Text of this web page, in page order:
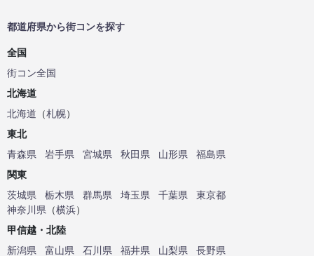
都道府県から街コンを探す
全国
街コン全国
北海道
北海道 （札幌）
東北
青森県
岩手県 宮城県 秋田県 山形県
福島県
関東
茨城県
栃木県 群馬県 埼玉県 千葉県
東京都
神奈川県 （横浜）
甲信越・北陸
新潟県
富山県 石川県 福井県 山梨県 長野県